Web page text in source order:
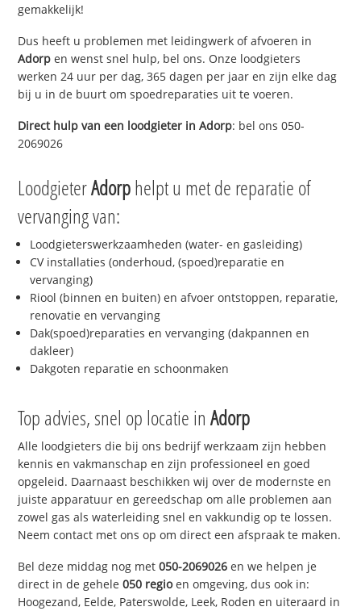
gemakkelijk!
Dus heeft u problemen met leidingwerk of afvoeren in
Adorp en wenst snel hulp, bel ons. Onze loodgieters
werken 24 uur per dag, 365 dagen per jaar en zijn elke dag
bij u in de buurt om spoedreparaties uit te voeren.
Direct hulp van een loodgieter inAdorp: bel ons 050-
2069026
LoodgieterAdorphelpt u met de reparatie of
vervanging van:
Loodgieterswerkzaamheden (water- en gasleiding)
CV installaties (onderhoud, (spoed)reparatie en
vervanging)
Riool (binnen en buiten) en afvoer ontstoppen, reparatie,
renovatie en vervanging
Dak(spoed)reparaties en vervanging (dakpannen en
dakleer)
Dakgoten reparatie en schoonmaken
Top advies, snel op locatie inAdorp
Alle loodgieters die bij ons bedrijf werkzaam zijn hebben
kennis en vakmanschap en zijn professioneel en goed
opgeleid. Daarnaast beschikken wij over de modernste en
juiste apparatuur en gereedschap om alle problemen aan
zowel gas als waterleiding snel en vakkundig op te lossen.
Neem contact met ons op om direct een afspraak te maken.
Bel deze middag nog met050-2069026 en we helpen je
direct in de gehele050 regioen omgeving, dus ook in:
Hoogezand, Eelde, Paterswolde, Leek, Roden en uiteraard in